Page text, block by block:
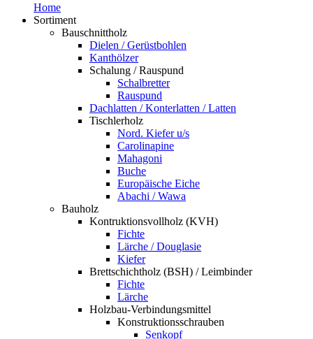
Home
Sortiment
Bauschnittholz
Dielen / Gerüstbohlen
Kanthölzer
Schalung / Rauspund
Schalbretter
Rauspund
Dachlatten / Konterlatten / Latten
Tischlerholz
Nord. Kiefer u/s
Carolinapine
Mahagoni
Buche
Europäische Eiche
Abachi / Wawa
Bauholz
Kontruktionsvollholz (KVH)
Fichte
Lärche / Douglasie
Kiefer
Brettschichtholz (BSH) / Leimbinder
Fichte
Lärche
Holzbau-Verbindungsmittel
Konstruktionsschrauben
Senkopf